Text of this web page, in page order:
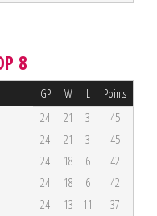
8
GP W L Points
24 21 3
45
24 21 3
45
24 18 6
42
24 18 6
42
24 13 11
37